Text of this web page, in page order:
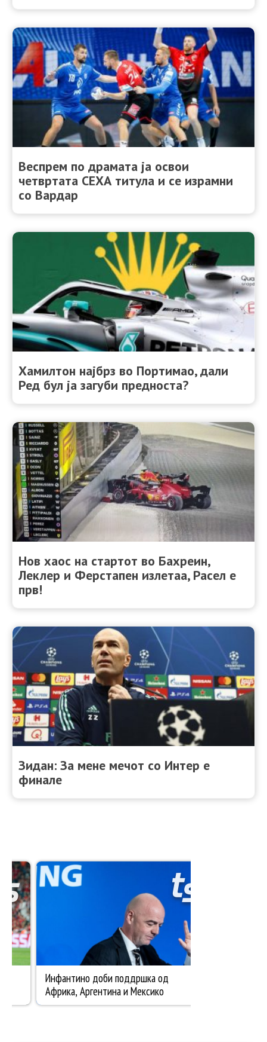
Веспрем по драмата ја освои
четвртата СЕХА титула и се израмни
со Вардар
Хамилтон најбрз во Портимао, дали
Ред бул ја загуби предноста?
Нов хаос на стартот во Бахреин,
Леклер и Ферстапен излетаа, Расел е
прв!
Зидан: За мене мечот со Интер е
финале